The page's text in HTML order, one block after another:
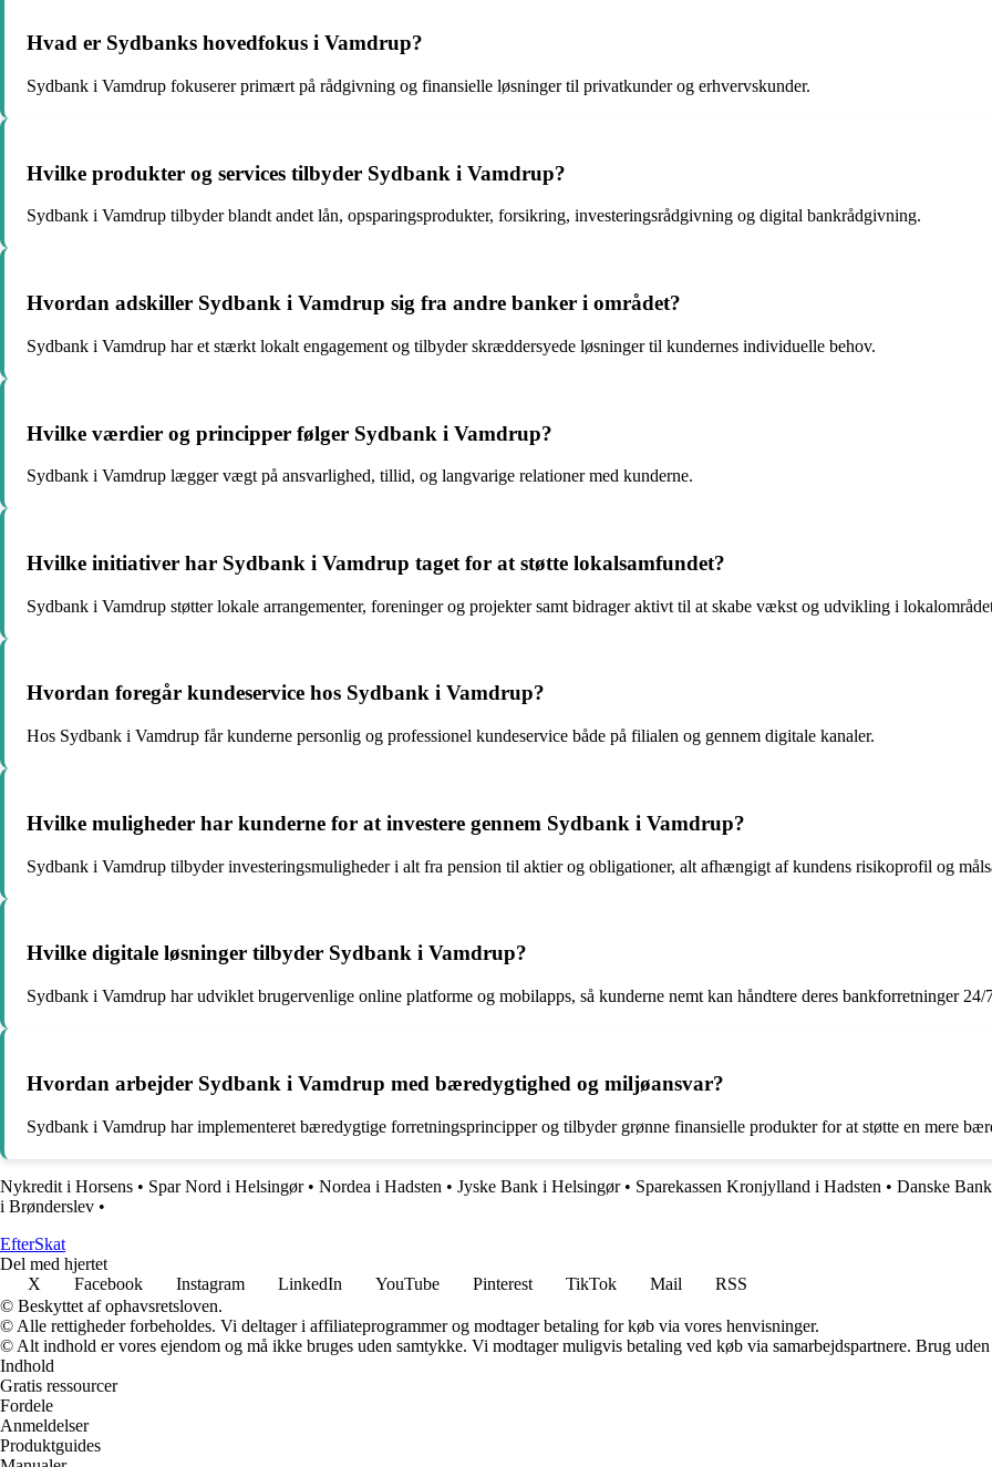
Hvad er Sydbanks hovedfokus i Vamdrup?
Sydbank i Vamdrup fokuserer primært på rådgivning og finansielle løsninger til privatkunder og erhvervskunder.
Hvilke produkter og services tilbyder Sydbank i Vamdrup?
Sydbank i Vamdrup tilbyder blandt andet lån, opsparingsprodukter, forsikring, investeringsrådgivning og digital bankrådgivning.
Hvordan adskiller Sydbank i Vamdrup sig fra andre banker i området?
Sydbank i Vamdrup har et stærkt lokalt engagement og tilbyder skræddersyede løsninger til kundernes individuelle behov.
Hvilke værdier og principper følger Sydbank i Vamdrup?
Sydbank i Vamdrup lægger vægt på ansvarlighed, tillid, og langvarige relationer med kunderne.
Hvilke initiativer har Sydbank i Vamdrup taget for at støtte lokalsamfundet?
Sydbank i Vamdrup støtter lokale arrangementer, foreninger og projekter samt bidrager aktivt til at skabe vækst og udvikling i
Hvordan foregår kundeservice hos Sydbank i Vamdrup?
Hos Sydbank i Vamdrup får kunderne personlig og professionel kundeservice både på filialen og gennem digitale kanaler.
Hvilke muligheder har kunderne for at investere gennem Sydbank i Vamdrup?
Sydbank i Vamdrup tilbyder investeringsmuligheder i alt fra pension til aktier og obligationer, alt afhængigt af kundens risikoprofil og
Hvilke digitale løsninger tilbyder Sydbank i Vamdrup?
Sydbank i Vamdrup har udviklet brugervenlige online platforme og mobilapps, så kunderne nemt kan håndtere deres bankforretninger 24/
Hvordan arbejder Sydbank i Vamdrup med bæredygtighed og miljøansvar?
Sydbank i Vamdrup har implementeret bæredygtige forretningsprincipper og tilbyder grønne finansielle produkter for at støtte en mere
Nykredit i Horsens • Spar Nord i Helsingør• Nordea i Hadsten • Jyske Bank i Helsingør• Sparekassen Kronjylland i Hadsten • Danske
i Brønderslev •
EfterSkat
Del med hjertet
X
Facebook Instagram LinkedIn YouTube Pinterest TikTok Mail
RSS
© Beskyttet af ophavsretsloven.
© Alle rettigheder forbeholdes. Vi deltager i affiliateprogrammer og modtager betaling for køb via vores henvisninger.
© Alt indhold er vores ejendom og må ikke bruges uden samtykke. Vi modtager muligvis betaling ved køb via samarbejdspartnere. Brug
Indhold
Gratis ressourcer
Fordele
Anmeldelser
Produktguides